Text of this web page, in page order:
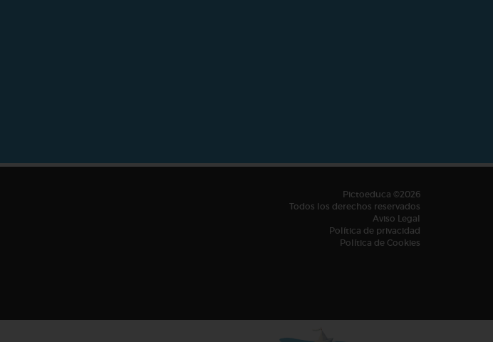
Pictoeduca ©2026
Todos los derechos reservados
Aviso Legal
Política de privacidad
Política de Cookies